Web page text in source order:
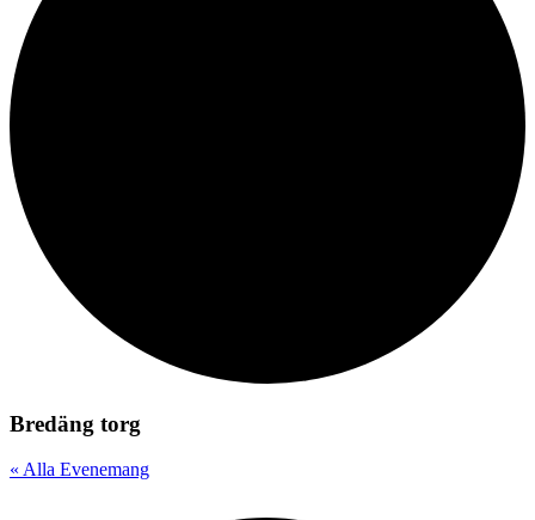
Bredäng torg
« Alla Evenemang